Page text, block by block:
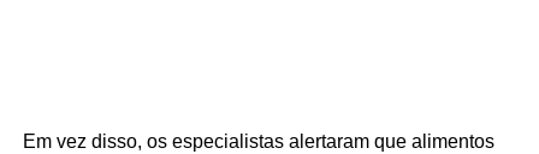
Em vez disso, os especialistas alertaram que alimentos